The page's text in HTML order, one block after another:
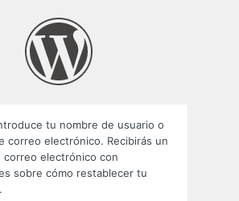
tu nombre de usuario o
correo electrónico. Recibirás un
correo electrónico con
sobre cómo restablecer tu